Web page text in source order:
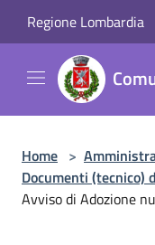
Regione Lombardia
Home >
Documenti (tecnico)
Avviso di Adozione